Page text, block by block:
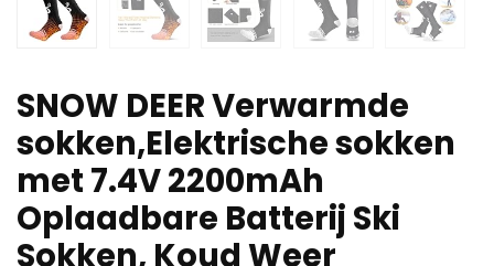
SNOW DEER Verwarmde
sokken,Elektrische sokken
met 7.4V 2200mAh
Oplaadbare Batterij Ski
Sokken, Koud Weer